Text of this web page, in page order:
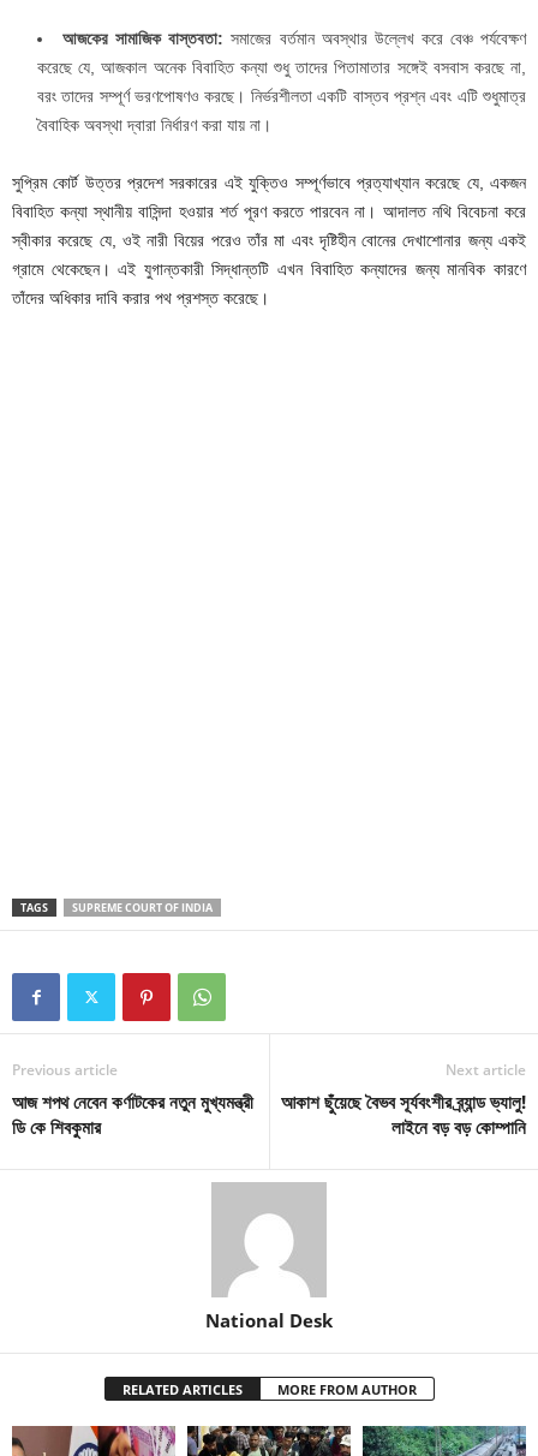
আজকের সামাজিক বাস্তবতা: সমাজের বর্তমান অবস্থার উল্লেখ করে বেঞ্চ পর্যবেক্ষণ
করেছে যে, আজকাল অনেক বিবাহিত কন্যা শুধু তাদের পিতামাতার সঙ্গেই বসবাস করছে না,
বরং তাদের সম্পূর্ণ ভরণপোষণও করছে। নির্ভরশীলতা একটি বাস্তব প্রশ্ন এবং এটি শুধুমাত্র
বৈবাহিক অবস্থা দ্বারা নির্ধারণ করা যায় না।
সুপ্রিম কোর্ট উত্তর প্রদেশ সরকারের এই যুক্তিও সম্পূর্ণভাবে প্রত্যাখ্যান করেছে যে, একজন
বিবাহিত কন্যা স্থানীয় বাসিন্দা হওয়ার শর্ত পূরণ করতে পারবেন না। আদালত নথি বিবেচনা করে
স্বীকার করেছে যে, ওই নারী বিয়ের পরেও তাঁর মা এবং দৃষ্টিহীন বোনের দেখাশোনার জন্য একই
গ্রামে থেকেছেন। এই যুগান্তকারী সিদ্ধান্তটি এখন বিবাহিত কন্যাদের জন্য মানবিক কারণে
তাঁদের অধিকার দাবি করার পথ প্রশস্ত করেছে।
TAGS SUPREME COURT OF INDIA
Previous article
আজ শপথ নেবেন কর্ণাটকের নতুন মুখ্যমন্ত্রী
ডি কে শিবকুমার
Next article
আকাশ ছুঁয়েছে বৈভব সূর্যবংশীর ব্র্যান্ড ভ্যালু!
লাইনে বড় বড় কোম্পানি
National Desk
RELATED ARTICLES MORE FROM AUTHOR